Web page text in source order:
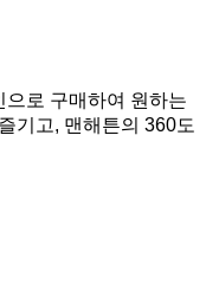
로 구매하여 원하는
기고, 맨해튼의 360도